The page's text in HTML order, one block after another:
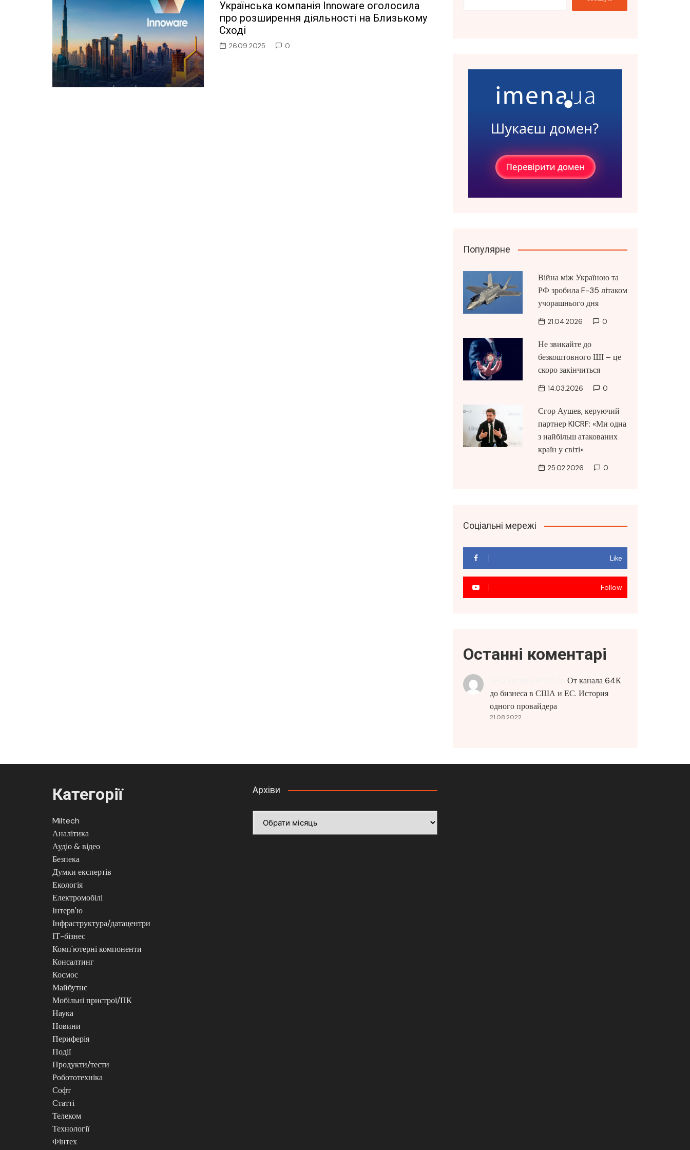
ІТ-бізнес
Консалтинг
Майбутнє
Мобільні пристрої/ПК
Українська компанія Innoware оголосила
про розширення діяльності на Близькому
Сході
26.09.2025 0
Популярне
Війна між Україною та
РФ зробила F-35 літаком
учорашнього дня
21.04.2026 0
Не звикайте до
безкоштовного ШІ – це
скоро закінчиться
14.03.2026 0
Єгор Аушев, керуючий
партнер KICRF: «Ми одна
з найбільш атакованих
країн у світі»
25.02.2026 0
Соціальні мережі
Like
Follow
Останні коментарі
От канала 64К
до бизнеса в США и ЕС. История
одного провайдера
21.08.2022
Категорії
Miltech
Аналітика
Аудіо & відео
Безпека
Думки експертів
Екологія
Електромобілі
Інтерв'ю
Інфраструктура/датацентри
ІТ-бізнес
Комп'ютерні компоненти
Консалтинг
Космос
Майбутнє
Мобільні пристрої/ПК
Наука
Новини
Периферія
Події
Продукти/тести
Робототехніка
Софт
Статті
Телеком
Технології
Фінтех
Архіви